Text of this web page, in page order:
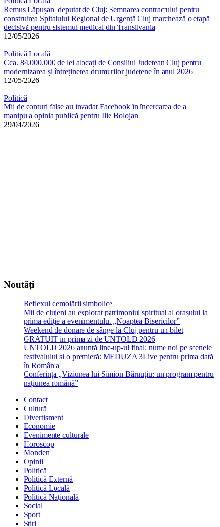
Remus Lăpușan, deputat de Cluj: Semnarea contractului pentru
construirea Spitalului Regional de Urgență Cluj marchează o etapă
decisivă pentru sistemul medical din Transilvania
12/05/2026
Politică Locală
Cca. 84.000.000 de lei alocați de Consiliul Județean Cluj pentru
modernizarea și întreținerea drumurilor județene în anul 2026
12/05/2026
Politică
Mii de conturi false au invadat Facebook în încercarea de a
manipula opinia publică pentru Ilie Bolojan
29/04/2026
Noutăți
Reflexul demolării simbolice
Mii de clujeni au explorat patrimoniul spiritual al orașului la
prima ediție a evenimentului „Noaptea Bisericilor”
Weekend de donare de sânge la Cluj pentru un bilet
GRATUIT in prima zi de UNTOLD 2026
UNTOLD 2026 anunță line-up-ul final: nume noi pe scenele
festivalului și o premieră: MEDUZA 3Live pentru prima dată
în România
Conferința „Viziunea lui Simion Bărnuțiu: un program pentru
națiunea română”
Contact
Cultură
Divertisment
Economie
Evenimente culturale
Horoscop
Monden
Opinii
Politică
Politică Externă
Politică Locală
Politică Națională
Social
Sport
Știri